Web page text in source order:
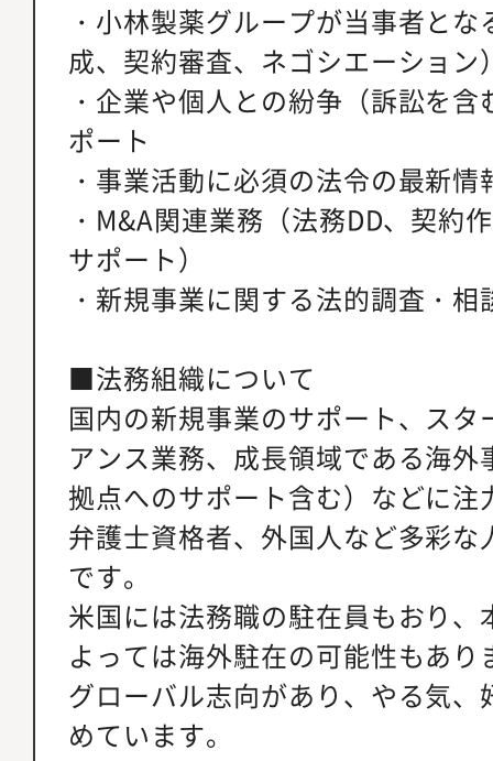
・小林製薬グループが当事者と
成、契約審査、ネゴシエーション
・企業や個人との紛争（訴訟を
ポート
・事業活動に必須の法令の最新
・M&A関連業務（法務DD、契約
サポート）
・新規事業に関する法的調査・相
■法務組織について
国内の新規事業のサポート、ス
アンス業務、成長領域である海
拠点へのサポート含む）などに注
弁護士資格者、外国人など多彩
です。
米国には法務職の駐在員もおり
よっては海外駐在の可能性もあり
グローバル志向があり、やる気
めています。